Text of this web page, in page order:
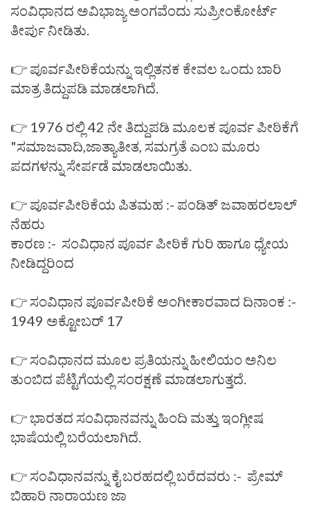
ಸಂವಿಧಾನದ ಅವಿಭಾಜ್ಯ ಅಂಗವೆಂದು ಸುಪ್ರೀಂಕೋರ್ಟ್
ತೀರ್ಪು ನೀಡಿತು.
👉 ಪೂರ್ವಪೀಠಿಕೆಯನ್ನು ಇಲ್ಲಿತನಕ ಕೇವಲ ಒಂದು ಬಾರಿ
ಮಾತ್ರ ತಿದ್ದುಪಡಿ ಮಾಡಲಾಗಿದೆ.
👉 1976 ರಲ್ಲಿ 42 ನೇ ತಿದ್ದುಪಡಿ ಮೂಲಕ ಪೂರ್ವ ಪೀಠಿಕೆಗೆ
"ಸಮಾಜವಾದಿ,ಜಾತ್ಯಾತೀತ, ಸಮಗ್ರತೆ ಎಂಬ ಮೂರು
ಪದಗಳನ್ನು ಸೇರ್ಪಡೆ ಮಾಡಲಾಯಿತು.
👉 ಪೂರ್ವಪೀಠಿಕೆಯ ಪಿತಮಹ :- ಪಂಡಿತ್ ಜವಾಹರಲಾಲ್
ನೆಹರು
ಕಾರಣ :- ಸಂವಿಧಾನ ಪೂರ್ವ ಪೀಠಿಕೆ ಗುರಿ ಹಾಗೂ ಧ್ಯೇಯ
ನೀಡಿದ್ದರಿಂದ
👉 ಸಂವಿಧಾನ ಪೂರ್ವಪೀಠಿಕೆ ಅಂಗೀಕಾರವಾದ ದಿನಾಂಕ :-
1949 ಅಕ್ಟೋಬರ್ 17
👉 ಸಂವಿಧಾನದ ಮೂಲ ಪ್ರತಿಯನ್ನು ಹೀಲಿಯಂ ಅನಿಲ
ತುಂಬಿದ ಪೆಟ್ಟಿಗೆಯಲ್ಲಿ ಸಂರಕ್ಷಣೆ ಮಾಡಲಾಗುತ್ತದೆ.
👉 ಭಾರತದ ಸಂವಿಧಾನವನ್ನು ಹಿಂದಿ ಮತ್ತು ಇಂಗ್ಲೀಷ
ಭಾಷೆಯಲ್ಲಿ ಬರೆಯಲಾಗಿದೆ.
👉 ಸಂವಿಧಾನವನ್ನು ಕೈ ಬರಹದಲ್ಲಿ ಬರೆದವರು :- ಪ್ರೇಮ್
ಬಿಹಾರಿ ನಾರಾಯಣ ಜಾ